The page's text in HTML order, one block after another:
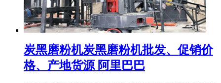
炭黑磨粉机炭黑磨粉机批发、促销价
格、产地货源 阿里巴巴